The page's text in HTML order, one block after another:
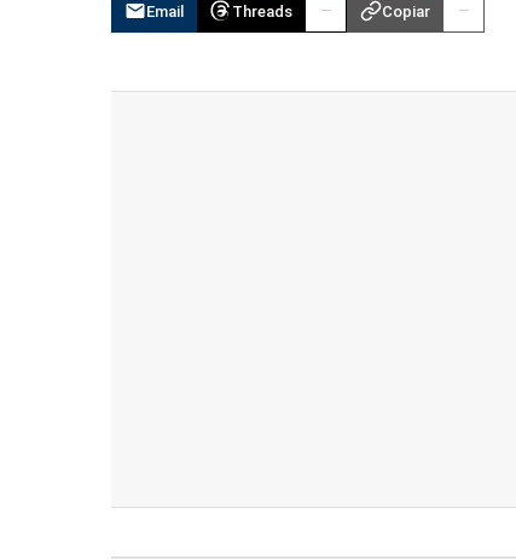
Email Threads Copiar